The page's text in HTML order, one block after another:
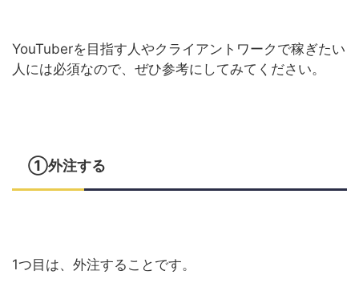
YouTuberを目指す人やクライアントワークで稼ぎたい
人には必須なので、ぜひ参考にしてみてください。
①外注する
1つ目は、外注することです。